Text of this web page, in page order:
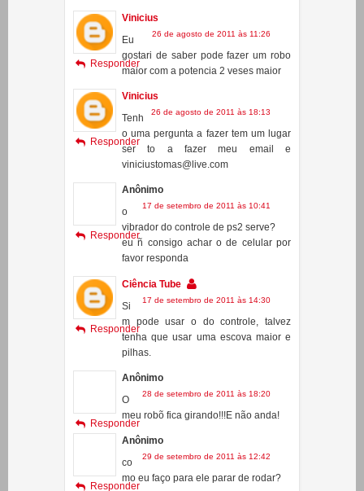
11 apaichonado por ciencia tube ja fis
30robos cazeiros
Vinicius
26 de agosto de 2011 às 11:26
Eu
gostari de saber pode fazer um robo
maior com a potencia 2 veses maior
Responder
Vinicius
26 de agosto de 2011 às 18:13
Tenh
o uma pergunta a fazer tem um lugar
ser to a fazer meu email e
viniciustomas@live.com
Anônimo
17 de setembro de 2011 às 10:41
o
vibrador do controle de ps2 serve?
eu ñ consigo achar o de celular por
favor responda
Ciência Tube
17 de setembro de 2011 às 14:30
Si
m pode usar o do controle, talvez
tenha que usar uma escova maior e
pilhas.
Anônimo
O
meu robõ fica girando!!!E não anda!
Responder
Anônimo